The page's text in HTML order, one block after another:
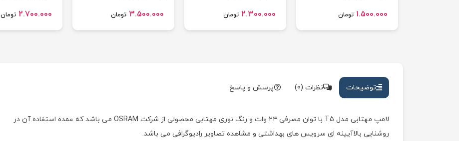
تومان1.500.000 تومان2.300.000 تومان3.500.000 تومان2.700.000
توضیحات نظرات (0) پرسش و پاسخ
لامپ مهتابی مدل T5 با توان مصرفی ۲۴ وات و رنگ نوری مهتابی محصولی از شرکت OSRAM می باشد که عمده استفاده آن در
روشنایی بالاآیینه ای سرویس های بهداشتی و مشاهده تصاویر رادیوگرافی می باشد.